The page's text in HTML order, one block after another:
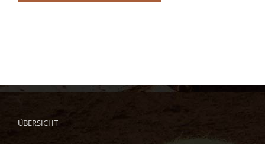
ÜBERSICHT